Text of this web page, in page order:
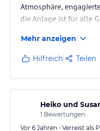
Atmosphäre,
die Anlage ist für alle
Mehr anzeigen
Hilfreich Teilen
Heiko und
1 Bewertungen
Vor 6 Jahren • Verreist als